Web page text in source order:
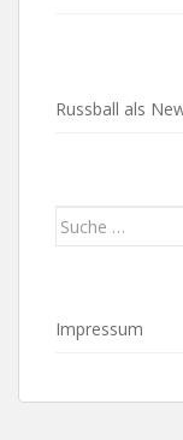
Russball als
Suche
Impressum